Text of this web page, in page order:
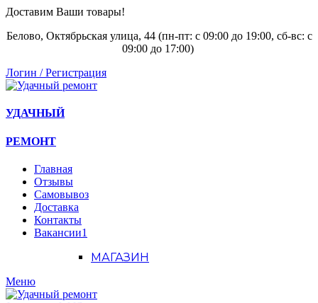
Доставим Ваши товары!
Белово, Октябрьская улица, 44 (пн-пт: с 09:00 до 19:00, сб-вс: с
09:00 до 17:00)
Логин / Регистрация
УДАЧНЫЙ
РЕМОНТ
Главная
Отзывы
Самовывоз
Доставка
Контакты
Вакансии1
МАГАЗИН
Меню